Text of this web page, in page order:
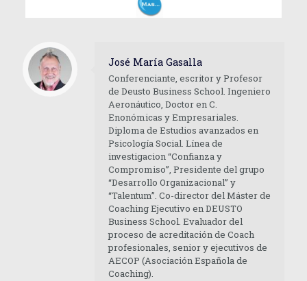
José María Gasalla
Conferenciante, escritor y Profesor
de Deusto Business School. Ingeniero
Aeronáutico, Doctor en C.
Enonómicas y Empresariales.
Diploma de Estudios avanzados en
Psicología Social. Línea de
investigacion “Confianza y
Compromiso”, Presidente del grupo
“Desarrollo Organizacional” y
“Talentum”. Co-director del Máster de
Coaching Ejecutivo en DEUSTO
Business School. Evaluador del
proceso de acreditación de Coach
profesionales, senior y ejecutivos de
AECOP (Asociación Española de
Coaching).